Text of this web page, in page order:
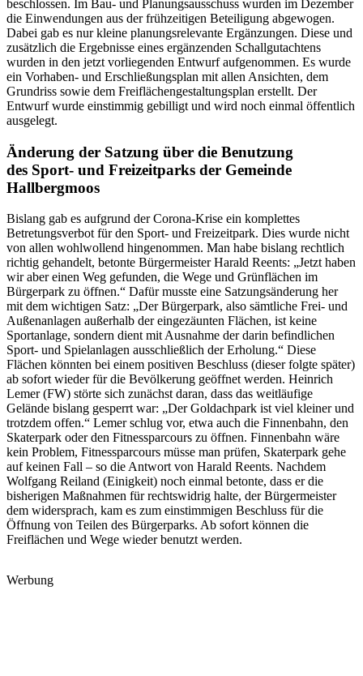
beschlossen. Im Bau- und Planungsausschuss wurden im Dezember
die Einwendungen aus der frühzeitigen Beteiligung abgewogen.
Dabei gab es nur kleine planungsrelevante Ergänzungen. Diese und
zusätzlich die Ergebnisse eines ergänzenden Schallgutachtens
wurden in den jetzt vorliegenden Entwurf aufgenommen. Es wurde
ein Vorhaben- und Erschließungsplan mit allen Ansichten, dem
Grundriss sowie dem Freiflächengestaltungsplan erstellt. Der
Entwurf wurde einstimmig gebilligt und wird noch einmal öffentlich
ausgelegt.
Änderung der Satzung über die Benutzung
des Sport- und Freizeitparks der Gemeinde
Hallbergmoos
Bislang gab es aufgrund der Corona-Krise ein komplettes
Betretungsverbot für den Sport- und Freizeitpark. Dies wurde nicht
von allen wohlwollend hingenommen. Man habe bislang rechtlich
richtig gehandelt, betonte Bürgermeister Harald Reents: „Jetzt haben
wir aber einen Weg gefunden, die Wege und Grünflächen im
Bürgerpark zu öffnen.“ Dafür musste eine Satzungsänderung her
mit dem wichtigen Satz: „Der Bürgerpark, also sämtliche Frei- und
Außenanlagen außerhalb der eingezäunten Flächen, ist keine
Sportanlage, sondern dient mit Ausnahme der darin befindlichen
Sport- und Spielanlagen ausschließlich der Erholung.“ Diese
Flächen könnten bei einem positiven Beschluss (dieser folgte später)
ab sofort wieder für die Bevölkerung geöffnet werden. Heinrich
Lemer (FW) störte sich zunächst daran, dass das weitläufige
Gelände bislang gesperrt war: „Der Goldachpark ist viel kleiner und
trotzdem offen.“ Lemer schlug vor, etwa auch die Finnenbahn, den
Skaterpark oder den Fitnessparcours zu öffnen. Finnenbahn wäre
kein Problem, Fitnessparcours müsse man prüfen, Skaterpark gehe
auf keinen Fall – so die Antwort von Harald Reents. Nachdem
Wolfgang Reiland (Einigkeit) noch einmal betonte, dass er die
bisherigen Maßnahmen für rechtswidrig halte, der Bürgermeister
dem widersprach, kam es zum einstimmigen Beschluss für die
Öffnung von Teilen des Bürgerparks. Ab sofort können die
Freiflächen und Wege wieder benutzt werden.
Werbung